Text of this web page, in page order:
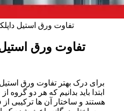
تفاوت ورق استیل
تفاوت ورق
برای درک بهتر تفاوت ورق
ابتدا باید بدانیم که هر دو گروه
هستند و ساختار آن ها ترکیبی